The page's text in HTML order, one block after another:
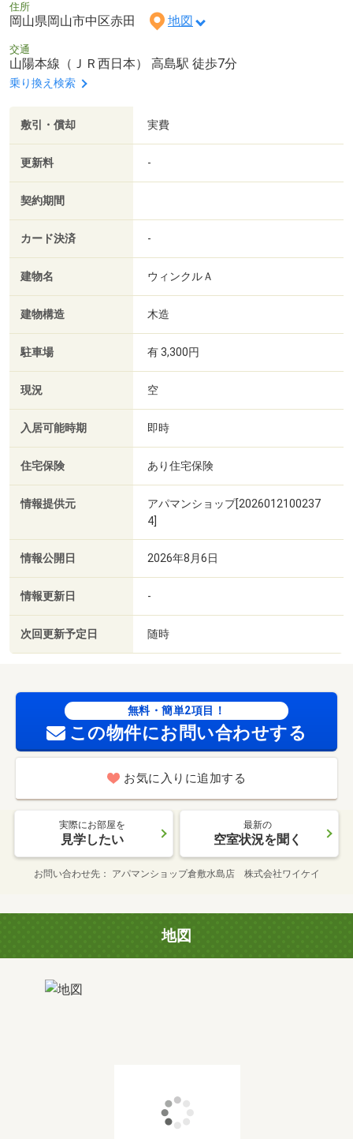
住所
岡山県岡山市中区赤田 地図
交通
山陽本線（ＪＲ西日本） 高島駅 徒歩7分
乗り換え検索
敷引・償却 実費
更新料 -
契約期間
カード決済 -
建物名 ウィンクルＡ
建物構造 木造
駐車場 有 3,300円
現況 空
入居可能時期 即時
住宅保険 あり住宅保険
情報提供元
アパマンショップ[2026012100237
4]
情報公開日 2026年8月6日
情報更新日 -
次回更新予定日 随時
無料・簡単2項目！
この物件にお問い合わせする
お気に入りに追加する
実際にお部屋を
見学したい
最新の
空室状況を聞く
お問い合わせ先 アパマンショップ倉敷水島店 株式会社ワイケイ
地図